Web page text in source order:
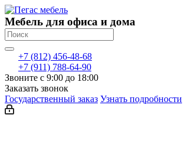
Мебель для офиса и дома
+7 (812) 456-48-68
+7 (911) 788-64-90
Звоните с 9:00 до 18:00
Заказать звонок
Государственный заказ Узнать подробности